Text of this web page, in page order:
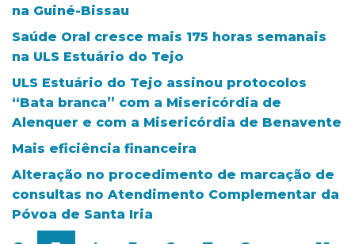
na Guiné-Bissau
Saúde Oral cresce mais 175 horas semanais
na ULS Estuário do Tejo
ULS Estuário do Tejo assinou protocolos
“Bata branca” com a Misericórdia de
Alenquer e com a Misericórdia de Benavente
Mais eficiência financeira
Alteração no procedimento de marcação de
consultas no Atendimento Complementar da
Póvoa de Santa Iria